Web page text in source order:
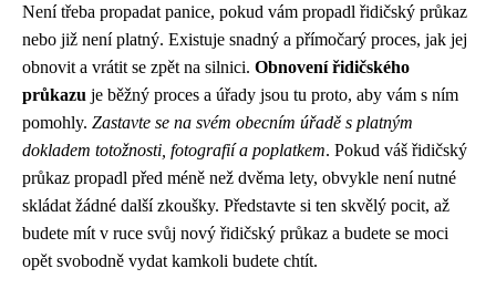
Není třeba propadat panice, pokud vám propadl řidičský průkaz
nebo již není platný. Existuje snadný a přímočarý proces, jak jej
obnovit a vrátit se zpět na silnici. Obnovení řidičského
průkazu je běžný proces a úřady jsou tu proto, aby vám s ním
pomohly. Zastavte se na svém obecním úřadě s platným
dokladem totožnosti, fotografií a poplatkem. Pokud váš řidičský
průkaz propadl před méně než dvěma lety, obvykle není nutné
skládat žádné další zkoušky. Představte si ten skvělý pocit, až
budete mít v ruce svůj nový řidičský průkaz a budete se moci
opět svobodně vydat kamkoli budete chtít.